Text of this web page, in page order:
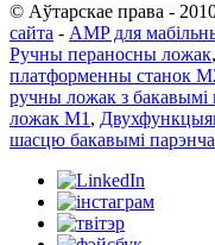
© Аўтарскае права -
сайта - AMP для
Ручны пераносны ложак,
платформенны станок
ручны ложак з бакавымі
ложак M1,
шасцю бакавымі